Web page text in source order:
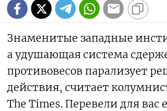
Знаменитые западные
а удушающая система
противовесов парализует
действия, считает
The Times. Перевели для вас